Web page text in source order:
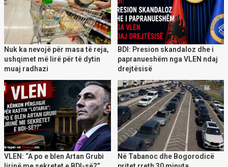
Nuk ka nevojë për masa të reja,
ushqimet më lirë për të dytin
muaj radhazi
BDI: Presion skandaloz dhe i
papranueshëm nga VLEN ndaj
drejtësisë
VLEN: “A po e blen Artan Grubi
Në Tabanoc dhe Bogorodicë